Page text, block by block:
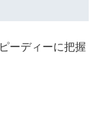
ーディーに把握